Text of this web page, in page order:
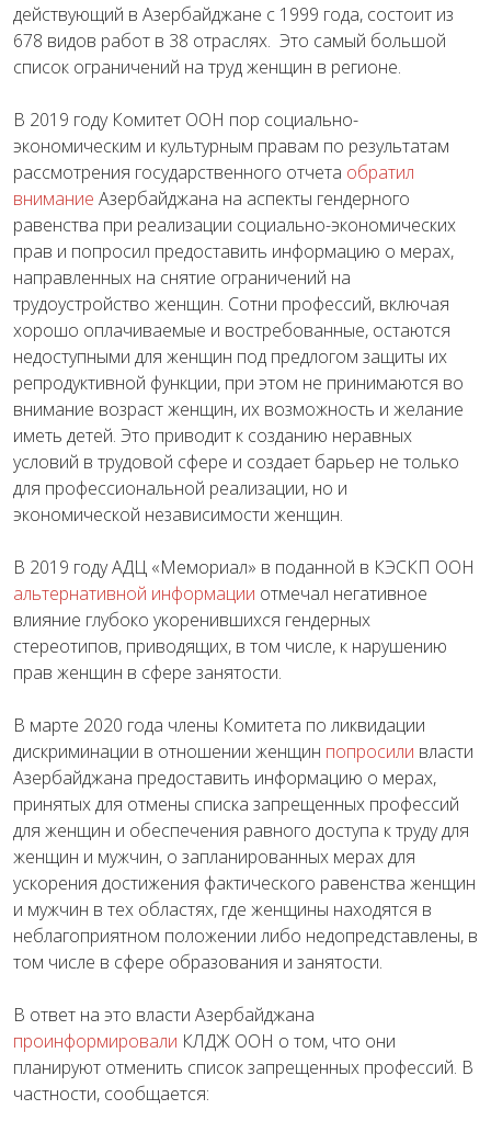
действующий в Азербайджане с 1999 года, состоит из
678 видов работ в 38 отраслях. Это самый большой
список ограничений на труд женщин в регионе.
В 2019 году Комитет ООН пор социально-
экономическим и культурным правам по результатам
рассмотрения государственного отчета обратил
внимание Азербайджана на аспекты гендерного
равенства при реализации социально-экономических
прав и попросил предоставить информацию о мерах,
направленных на снятие ограничений на
трудоустройство женщин. Сотни профессий, включая
хорошо оплачиваемые и востребованные, остаются
недоступными для женщин под предлогом защиты их
репродуктивной функции, при этом не принимаются во
внимание возраст женщин, их возможность и желание
иметь детей. Это приводит к созданию неравных
условий в трудовой сфере и создает барьер не только
для профессиональной реализации, но и
экономической независимости женщин.
В 2019 году АДЦ «Мемориал» в поданной в КЭСКП ООН
альтернативной информации отмечал негативное
влияние глубоко укоренившихся гендерных
стереотипов, приводящих, в том числе, к нарушению
прав женщин в сфере занятости.
В марте 2020 года члены Комитета по ликвидации
дискриминации в отношении женщин попросили власти
Азербайджана предоставить информацию о мерах,
принятых для отмены списка запрещенных профессий
для женщин и обеспечения равного доступа к труду для
женщин и мужчин, о запланированных мерах для
ускорения достижения фактического равенства женщин
и мужчин в тех областях, где женщины находятся в
неблагоприятном положении либо недопредставлены, в
том числе в сфере образования и занятости.
В ответ на это власти Азербайджана
проинформировали КЛДЖ ООН о том, что они
планируют отменить список запрещенных профессий. В
частности, сообщается: